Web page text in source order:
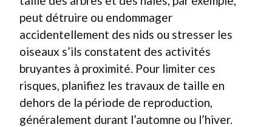
peut détruire ou endommager
accidentellement des nids ou stresser les
oiseaux s’ils constatent des activités
bruyantes à proximité. Pour limiter ces
risques, planifiez les travaux de taille en
dehors de la période de reproduction,
généralement durant l’automne ou l’hiver.